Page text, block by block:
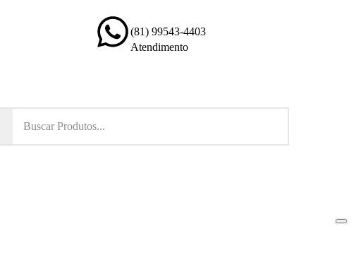
(81) 99543-4403
Atendimento